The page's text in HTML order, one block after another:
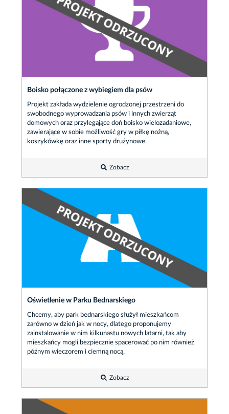
Boisko połączone z wybiegiem dla psów
Projekt zakłada wydzielenie ogrodzonej przestrzeni do
swobodnego wyprowadzania psów i innych zwierząt
domowych oraz przylegające doń boisko wielozadaniowe,
zawierające w sobie możliwość gry w piłkę nożną,
koszykówkę oraz inne sporty drużynowe.
Zobacz
Oświetlenie w Parku Bednarskiego
Chcemy, aby park bednarskiego służył mieszkańcom
zarówno w dzień jak w nocy, dlatego proponujemy
zainstalowanie w nim kilkunastu nowych latarni, tak aby
mieszkańcy mogli bezpiecznie spacerować po nim również
późnym wieczorem i ciemną nocą.
Zobacz